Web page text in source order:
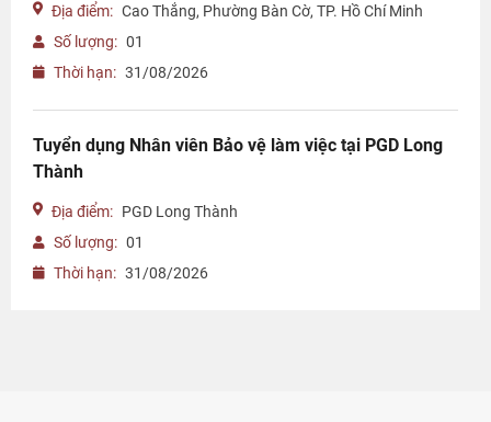
Địa điểm: Cao Thắng, Phường Bàn Cờ, TP. Hồ Chí Minh
Số lượng: 01
Thời hạn: 31/08/2026
Tuyển dụng Nhân viên Bảo vệ làm việc tại PGD Long
Thành
Địa điểm: PGD Long Thành
Số lượng: 01
Thời hạn: 31/08/2026